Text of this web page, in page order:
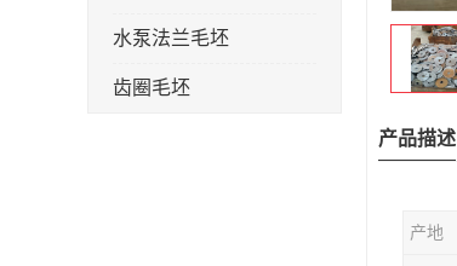
水泵法兰毛坯
齿圈毛坯
产品描述
产地